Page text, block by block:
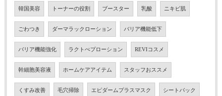
韓国美容 トーナーの役割 ブースター 乳酸 ニキビ肌
ごわつき ダーマラックローション バリア機能低下
バリア機能強化 ラクトぺプローション REVIコスメ
幹細胞美容液 ホームケアアイテム スタッフおススメ
くすみ改善 毛穴掃除 エピダームプラスマスク シートパック